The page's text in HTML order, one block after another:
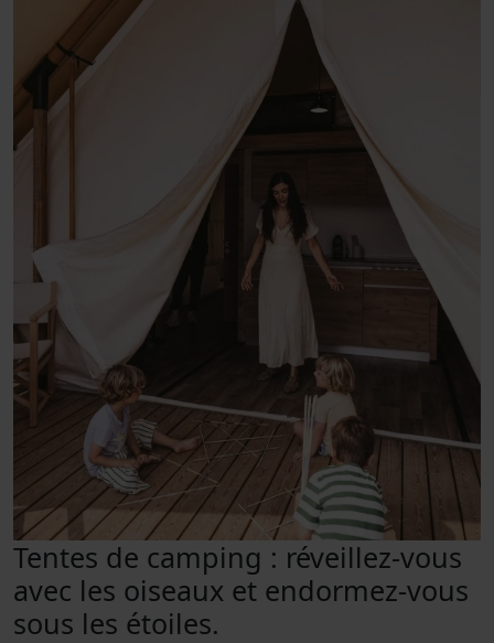
Tentes de camping : réveillez-vous
avec les oiseaux et endormez-vous
sous les étoiles.